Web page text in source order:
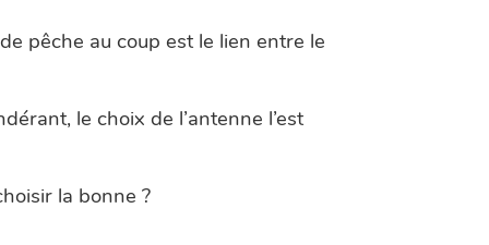
pêche au coup est le lien entre le
le choix de l’antenne l’est
la bonne ?